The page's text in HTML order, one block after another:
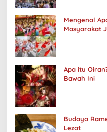
Mengenal
Masyarakat
Apa itu
Bawah Ini
Budaya
Lezat